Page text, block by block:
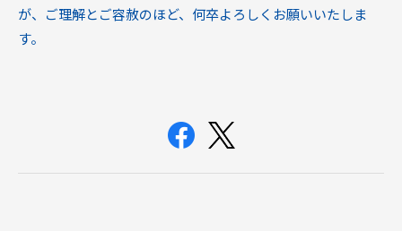
が、ご理解とご容赦のほど、何卒よろしくお願いいたしま
す。